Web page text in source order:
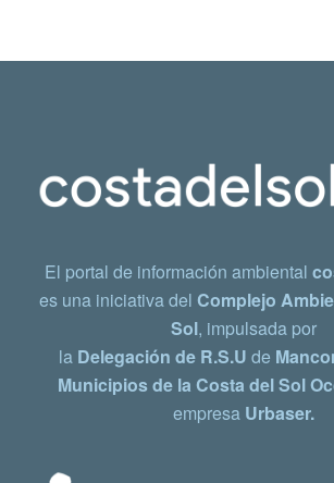
El portal de información ambiental
es una iniciativa delComplejo
Sol, impulsada por
la Delegación de R.S.U de
Municipios de la Costa del Sol
empresa Urbaser.